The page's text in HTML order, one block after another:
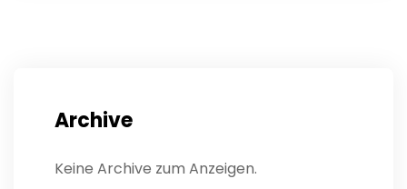
Archive
Keine Archive zum Anzeigen.